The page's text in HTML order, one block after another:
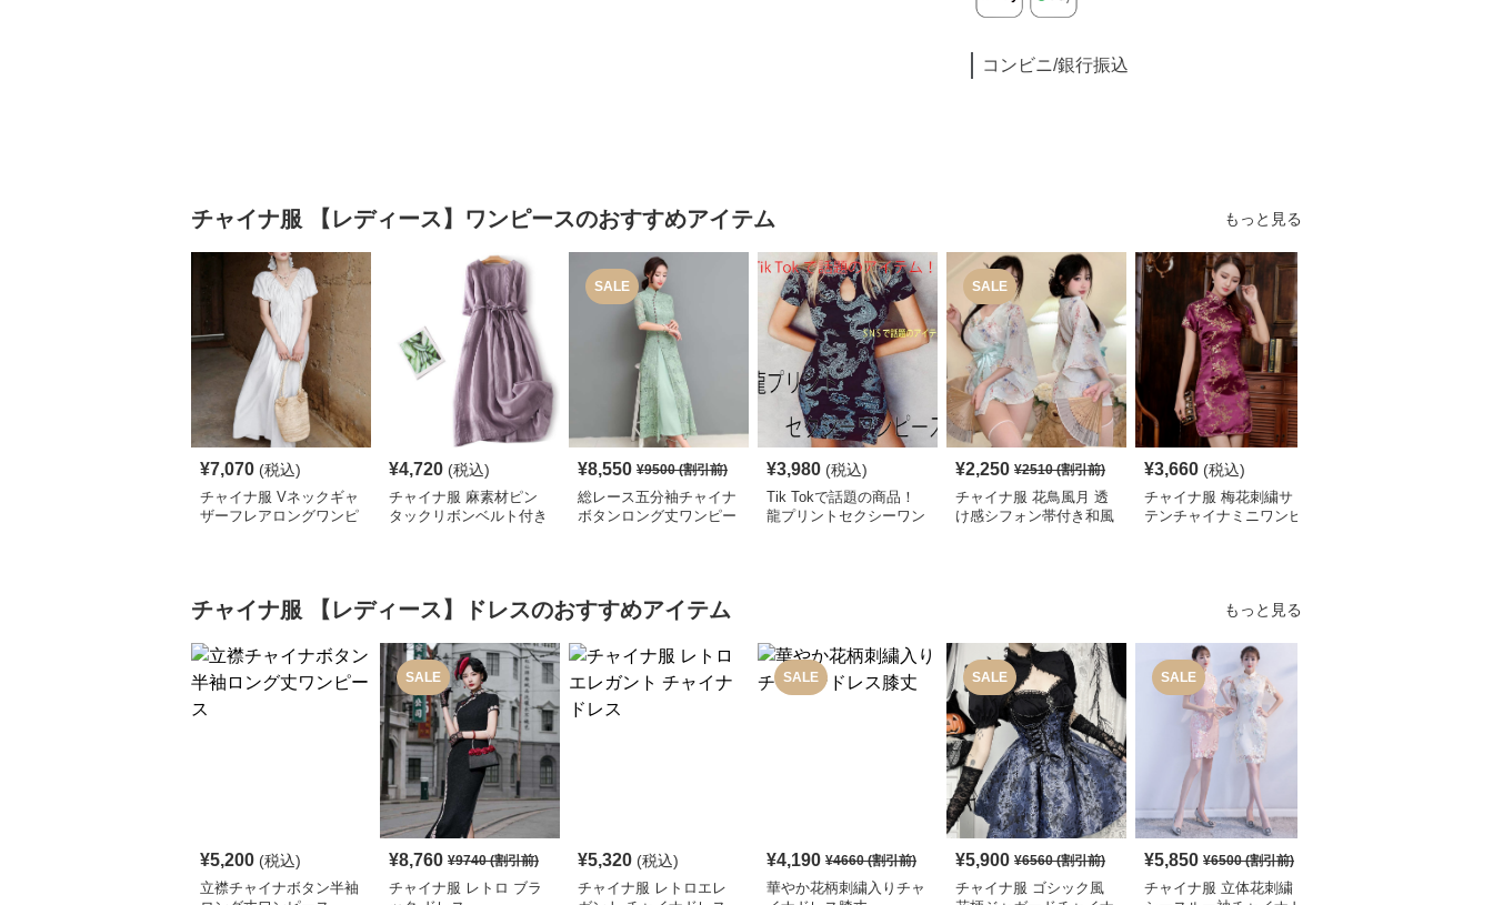
コンビニ/銀行振込
チャイナ服 【レディース】ワンピースのおすすめアイテム もっと見る
¥7,070 (税込)
チャイナ服 Vネックギャ
ザーフレアロングワンピ
¥4,720 (税込)
チャイナ服 麻素材ピン
タックリボンベルト付き
SALE
¥8,550 ¥9500(割引前)
総レース五分袖チャイナ
ボタンロング丈ワンピー
¥3,980 (税込)
Tik Tokで話題の商品！
龍プリントセクシーワン
SALE
¥2,250 ¥2510(割引前)
チャイナ服 花鳥風月 透
け感シフォン帯付き和風
¥3,660 (税込)
チャイナ服 梅花刺繍サ
テンチャイナミニワンピ
チャイナ服 【レディース】ドレスのおすすめアイテム もっと見る
¥5,200 (税込)
立襟チャイナボタン半袖
SALE
¥8,760 ¥9740(割引前)
チャイナ服 レトロ ブラ
¥5,320 (税込)
チャイナ服 レトロエレ
SALE
¥4,190 ¥4660(割引前)
華やか花柄刺繍入りチャ
SALE
¥5,900 ¥6560(割引前)
チャイナ服 ゴシック風
SALE
¥5,850 ¥6500(割引前)
チャイナ服 立体花刺繍